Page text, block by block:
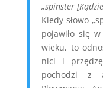
„spinster
Kiedy słowo
pojawiło się
wieku, to
nici i
pochodzi z